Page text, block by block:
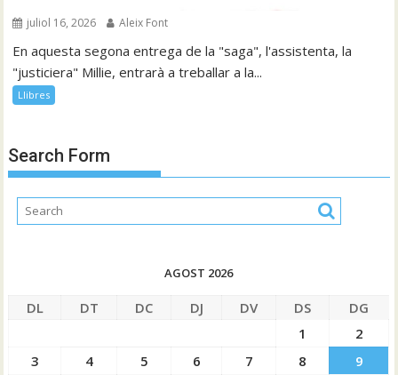
juliol 16, 2026 Aleix Font
En aquesta segona entrega de la "saga", l'assistenta, la
"justiciera" Millie, entrarà a treballar a la...
Llibres
Search Form
AGOST 2026
DL DT DC DJ DV DS
DG
1
2
3
4 5 6 7 8
9